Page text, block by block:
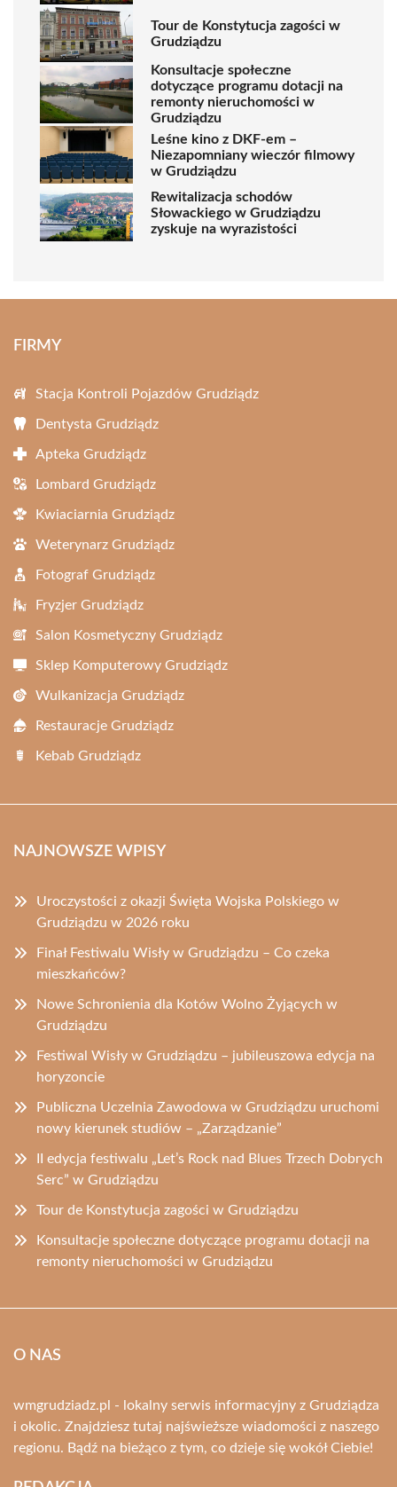
Tour de Konstytucja zagości w
Grudziądzu
Konsultacje społeczne
dotyczące programu dotacji na
remonty nieruchomości w
Grudziądzu
Leśne kino z DKF-em –
Niezapomniany wieczór filmowy
w Grudziądzu
Rewitalizacja schodów
Słowackiego w Grudziądzu
zyskuje na wyrazistości
FIRMY
Stacja Kontroli Pojazdów Grudziądz
Dentysta Grudziądz
Apteka Grudziądz
Lombard Grudziądz
Kwiaciarnia Grudziądz
Weterynarz Grudziądz
Fotograf Grudziądz
Fryzjer Grudziądz
Salon Kosmetyczny Grudziądz
Sklep Komputerowy Grudziądz
Wulkanizacja Grudziądz
Restauracje Grudziądz
Kebab Grudziądz
NAJNOWSZE WPISY
Uroczystości z okazji Święta Wojska Polskiego w
Grudziądzu w 2026 roku
Finał Festiwalu Wisły w Grudziądzu – Co czeka
mieszkańców?
Nowe Schronienia dla Kotów Wolno Żyjących w
Grudziądzu
Festiwal Wisły w Grudziądzu – jubileuszowa edycja na
horyzoncie
Publiczna Uczelnia Zawodowa w Grudziądzu uruchomi
nowy kierunek studiów – „Zarządzanie”
II edycja festiwalu „Let’s Rock nad Blues Trzech Dobrych
Serc” w Grudziądzu
Tour de Konstytucja zagości w Grudziądzu
Konsultacje społeczne dotyczące programu dotacji na
remonty nieruchomości w Grudziądzu
O NAS
wmgrudziadz.pl - lokalny serwis informacyjny z Grudziądza
i okolic. Znajdziesz tutaj najświeższe wiadomości z naszego
regionu. Bądź na bieżąco z tym, co dzieje się wokół Ciebie!